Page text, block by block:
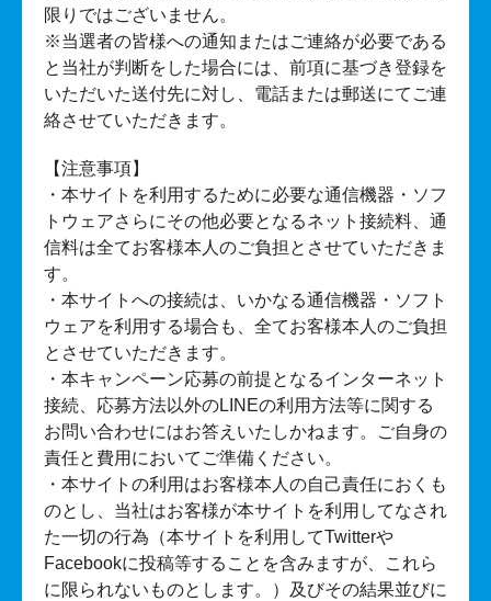
限りではございません。
※当選者の皆様への通知またはご連絡が必要である
と当社が判断をした場合には、前項に基づき登録を
いただいた送付先に対し、電話または郵送にてご連
絡させていただきます。
【注意事項】
・本サイトを利用するために必要な通信機器・ソフ
トウェアさらにその他必要となるネット接続料、通
信料は全てお客様本人のご負担とさせていただきま
す。
・本サイトへの接続は、いかなる通信機器・ソフト
ウェアを利用する場合も、全てお客様本人のご負担
とさせていただきます。
・本キャンペーン応募の前提となるインターネット
接続、応募方法以外のLINEの利用方法等に関する
お問い合わせにはお答えいたしかねます。ご自身の
責任と費用においてご準備ください。
・本サイトの利用はお客様本人の自己責任におくも
のとし、当社はお客様が本サイトを利用してなされ
た一切の行為（本サイトを利用してTwitterや
Facebookに投稿等することを含みますが、これら
に限られないものとします。）及びその結果並びに